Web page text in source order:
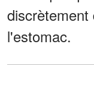
l'estomac.